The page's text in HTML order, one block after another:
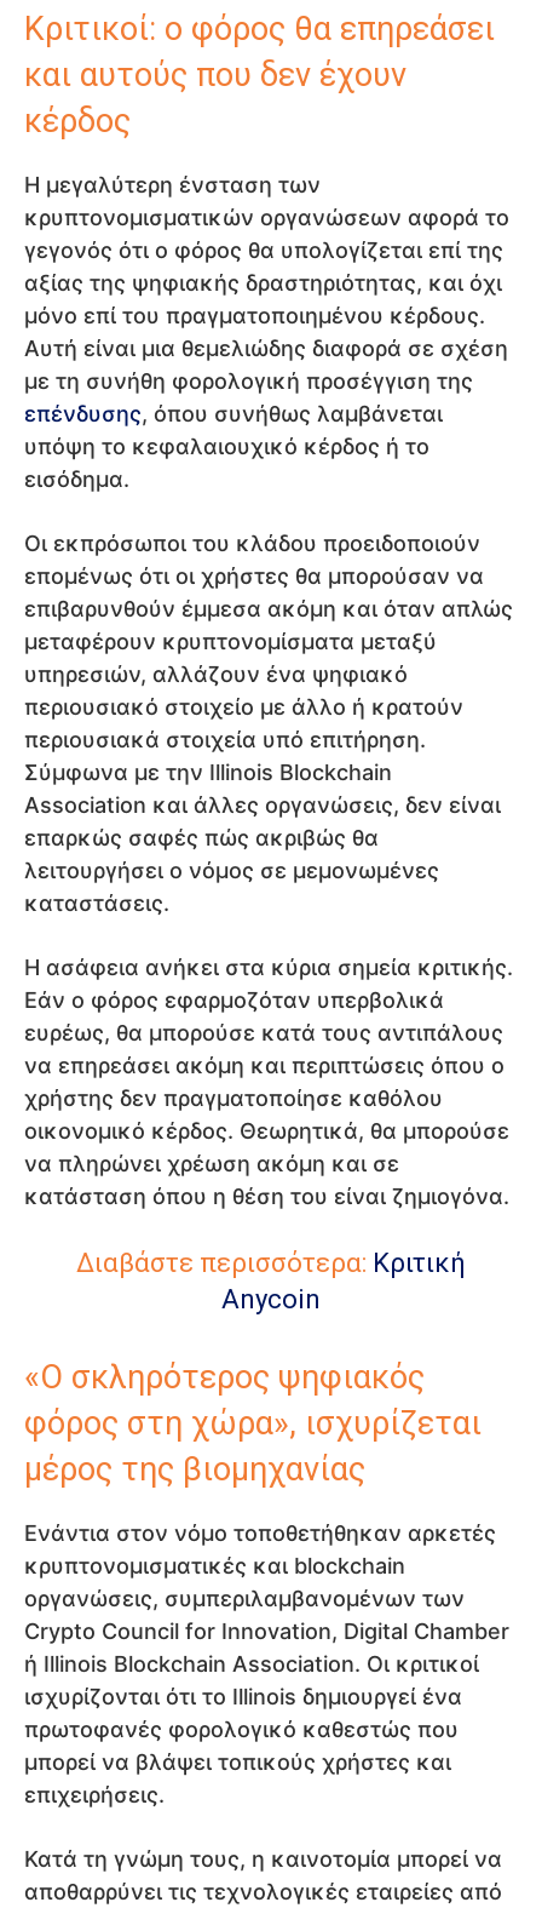
Κριτικοί: ο φόρος θα επηρεάσει
και αυτούς που δεν έχουν
κέρδος
Η μεγαλύτερη ένσταση των
κρυπτονομισματικών οργανώσεων αφορά το
γεγονός ότι ο φόρος θα υπολογίζεται επί της
αξίας της ψηφιακής δραστηριότητας, και όχι
μόνο επί του πραγματοποιημένου κέρδους.
Αυτή είναι μια θεμελιώδης διαφορά σε σχέση
με τη συνήθη φορολογική προσέγγιση της
επένδυσης, όπου συνήθως λαμβάνεται
υπόψη το κεφαλαιουχικό κέρδος ή το
εισόδημα.
Οι εκπρόσωποι του κλάδου προειδοποιούν
επομένως ότι οι χρήστες θα μπορούσαν να
επιβαρυνθούν έμμεσα ακόμη και όταν απλώς
μεταφέρουν κρυπτονομίσματα μεταξύ
υπηρεσιών, αλλάζουν ένα ψηφιακό
περιουσιακό στοιχείο με άλλο ή κρατούν
περιουσιακά στοιχεία υπό επιτήρηση.
Σύμφωνα με την Illinois Blockchain
Association και άλλες οργανώσεις, δεν είναι
επαρκώς σαφές πώς ακριβώς θα
λειτουργήσει ο νόμος σε μεμονωμένες
καταστάσεις.
Η ασάφεια ανήκει στα κύρια σημεία κριτικής.
Εάν ο φόρος εφαρμοζόταν υπερβολικά
ευρέως, θα μπορούσε κατά τους αντιπάλους
να επηρεάσει ακόμη και περιπτώσεις όπου ο
χρήστης δεν πραγματοποίησε καθόλου
οικονομικό κέρδος. Θεωρητικά, θα μπορούσε
να πληρώνει χρέωση ακόμη και σε
κατάσταση όπου η θέση του είναι ζημιογόνα.
Διαβάστε περισσότερα: Κριτική
Anycoin
«Ο σκληρότερος ψηφιακός
φόρος στη χώρα», ισχυρίζεται
μέρος της βιομηχανίας
Ενάντια στον νόμο τοποθετήθηκαν αρκετές
κρυπτονομισματικές και blockchain
οργανώσεις, συμπεριλαμβανομένων των
Crypto Council for Innovation, Digital Chamber
ή Illinois Blockchain Association. Οι κριτικοί
ισχυρίζονται ότι το Illinois δημιουργεί ένα
πρωτοφανές φορολογικό καθεστώς που
μπορεί να βλάψει τοπικούς χρήστες και
επιχειρήσεις.
Κατά τη γνώμη τους, η καινοτομία μπορεί να
αποθαρρύνει τις τεχνολογικές εταιρείες από